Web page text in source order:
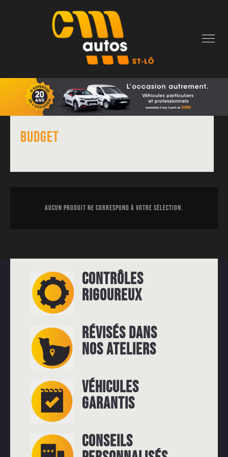
Aucun produit ne correspond à votre sélection.
Budget
CONTRÔLES
RIGOUREUX
RÉVISÉS DANS
NOS ATELIERS
VÉHICULES
GARANTIS
CONSEILS